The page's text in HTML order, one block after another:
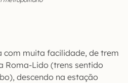
com muita facilidade, de trem
Roma-Lido (trens sentido
descendo na estação